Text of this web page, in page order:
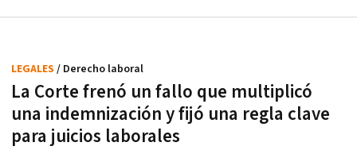
La Corte frenó un fallo que multiplicó
una indemnización y fijó una regla clave
para juicios laborales
LEGALES / Derecho laboral